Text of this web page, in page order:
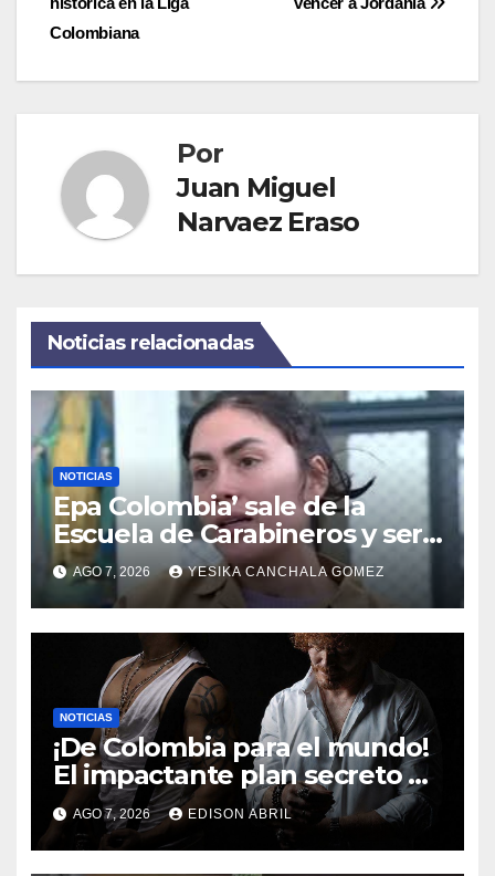
entradas
Colombiana
Por
Juan Miguel
Narvaez Eraso
Noticias relacionadas
NOTICIAS
Epa Colombia’ sale de la
Escuela de Carabineros y será
trasladada a una cárcel de
Ibagué
AGO 7, 2026 YESIKA CANCHALA GOMEZ
NOTICIAS
¡De Colombia para el mundo!
El impactante plan secreto de
Camilo Camacho que
cambiará el rock para
siempre
AGO 7, 2026 EDISON ABRIL